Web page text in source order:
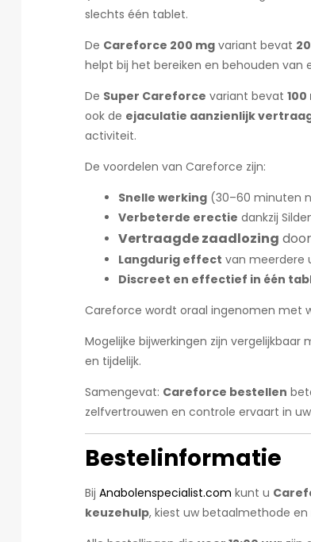
slechts één tablet.
De Careforce 200 mg variant bevat
helpt bij het bereiken en behouden van
De Super Careforce variant bevat
ook de ejaculatie aanzienlijk
activiteit.
De voordelen van Careforce zijn:
Snelle werking (30–60 minuten
Verbeterde erectie dankzij
Vertraagde zaadlozing
Langdurig effect van meerdere
Discreet en effectief in één
Careforce wordt oraal ingenomen met
Mogelijke bijwerkingen zijn
en tijdelijk.
Samengevat: Careforce bestellen
zelfvertrouwen en controle ervaart in
Bestelinformatie
Bij Anabolenspecialist.com kunt u
keuzehulp, kiest uw betaalmethode